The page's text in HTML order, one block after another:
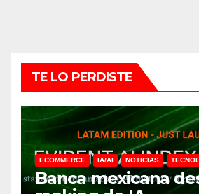
TE LO PERDISTE
ECOMMERCE IA/AI NOTICIAS
Banca mexicana